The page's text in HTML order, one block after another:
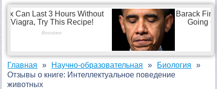
Главная Научно-образовательная
Биология
Отзывы о книге: Интеллектуальное поведение
животных